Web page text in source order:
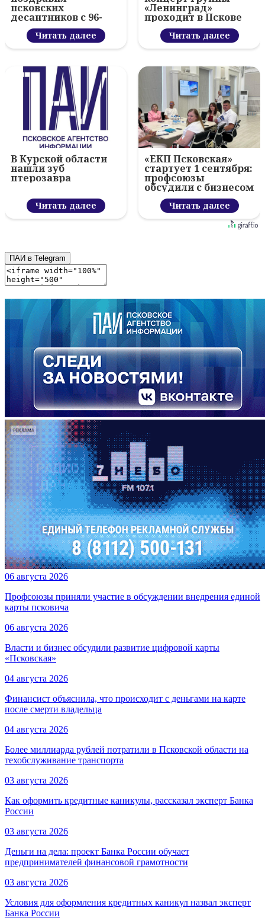
псковских
десантников с 96-
летием ВДВ и
вручил награды
Читать далее
«Ленинград»
проходит в Пскове
Читать далее
В Курской области
нашли зуб
птерозавра
Читать далее
«ЕКП Псковская»
стартует 1 сентября:
профсоюзы
обсудили с бизнесом
новый цифровой
проектЧитать далее
ПАИ в Telegram
06 августа 2026
Профсоюзы приняли участие в обсуждении внедрения единой
карты псковича
06 августа 2026
Власти и бизнес обсудили развитие цифровой карты
«Псковская»
04 августа 2026
Финансист объяснила, что происходит с деньгами на карте
после смерти владельца
04 августа 2026
Более миллиарда рублей потратили в Псковской области на
техобслуживание транспорта
03 августа 2026
Как оформить кредитные каникулы, рассказал эксперт Банка
России
03 августа 2026
Деньги на дела: проект Банка России обучает
предпринимателей финансовой грамотности
03 августа 2026
Условия для оформления кредитных каникул назвал эксперт
Банка России